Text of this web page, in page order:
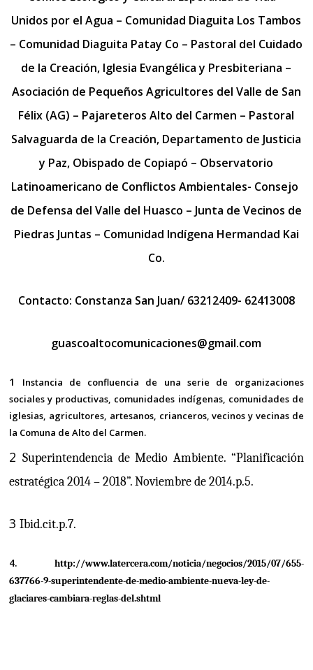
Unidos por el Agua – Comunidad Diaguita Los Tambos
– Comunidad Diaguita Patay Co – Pastoral del Cuidado
de la Creación, Iglesia Evangélica y Presbiteriana –
Asociación de Pequeños Agricultores del Valle de San
Félix (AG) – Pajareteros Alto del Carmen – Pastoral
Salvaguarda de la Creación, Departamento de Justicia
y Paz, Obispado de Copiapó – Observatorio
Latinoamericano de Conflictos Ambientales- Consejo
de Defensa del Valle del Huasco – Junta de Vecinos de
Piedras Juntas – Comunidad Indígena Hermandad Kai
Co.
Contacto: Constanza San Juan/ 63212409- 62413008
guascoaltocomunicaciones@gmail.com
1
Instancia de confluencia de una serie de organizaciones
sociales y productivas, comunidades indígenas, comunidades de
iglesias, agricultores, artesanos, crianceros, vecinos y vecinas de
la Comuna de Alto del Carmen.
2 Superintendencia de Medio Ambiente. “Planificación
estratégica 2014 – 2018”. Noviembre de 2014.p.5.
3 Ibid.cit.p.7.
4. http://www.latercera.com/noticia/negocios/2015/07/655-
637766-9-superintendente-de-medio-ambiente-nueva-ley-de-
glaciares-cambiara-reglas-del.shtml